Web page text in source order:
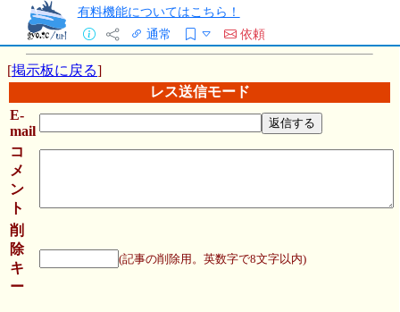
有料機能についてはこちら！
通常
依頼